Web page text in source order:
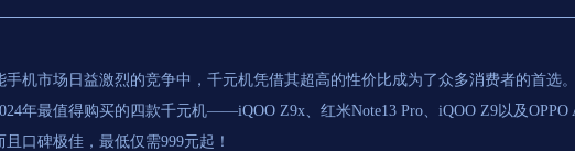
手机市场日益激烈的竞争中，千元机凭借其超高的性价比成为了众多消费者的首选
年最值得购买的四款千元机——iQOO Z9x、红米Note13 Pro、iQOO Z9以及OPPO
且口碑极佳，最低仅需999元起！